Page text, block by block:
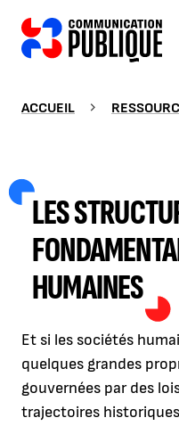
ACCUEIL
LES
HUMAINES
Et si les sociétés
quelques grandes
gouvernées par des
trajectoires